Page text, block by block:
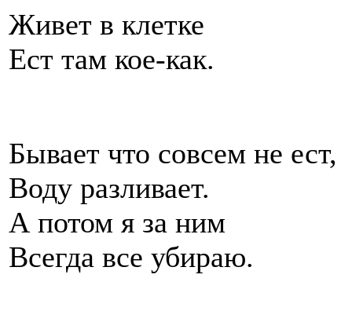
Живет в клетке
Ест там кое-как.
Бывает что совсем не ест,
Воду разливает.
А потом я за ним
Всегда все убираю.